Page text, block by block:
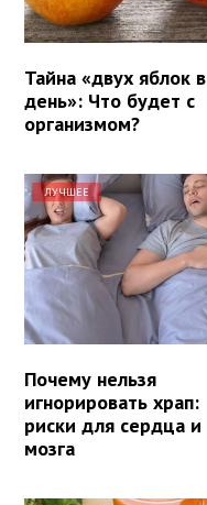
Тайна «двух яблок в
день»: Что будет с
организмом?
ЛУЧШЕЕ
Почему нельзя
игнорировать храп:
риски для сердца и
мозга